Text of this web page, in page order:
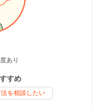
あり
すめ
を相談したい